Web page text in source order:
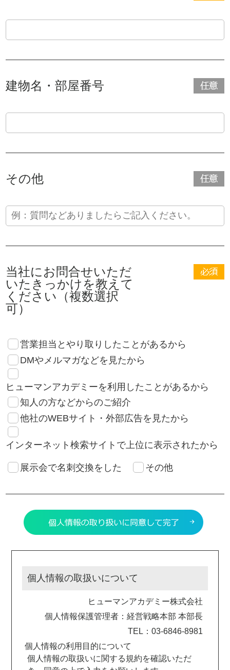
建物名・部屋番号
その他
当社にお問合せいただ
いたきっかけを教えて
ください（複数選択
可）
営業担当とやり取りしたことがあるから
DMやメルマガなどを見たから
ヒューマンアカデミーを利用したことがあるから
知人の方などからのご紹介
他社のWEBサイト・外部広告を見たから
インターネット検索サイトで上位に表示されたから
展示会で名刺交換をした その他
個人情報の取扱いについて
ヒューマンアカデミー株式会社
個人情報保護管理者：経営戦略本部 本部長
TEL：03-6846-8981
個人情報の利用目的について
個人情報の取扱いに関する規約を確認いただ